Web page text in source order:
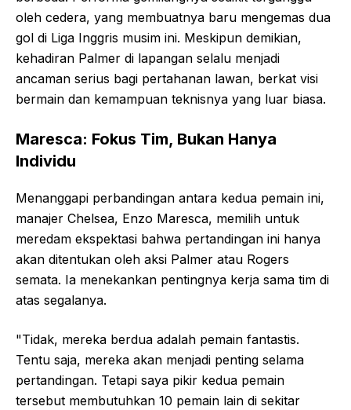
oleh cedera, yang membuatnya baru mengemas dua
gol di Liga Inggris musim ini. Meskipun demikian,
kehadiran Palmer di lapangan selalu menjadi
ancaman serius bagi pertahanan lawan, berkat visi
bermain dan kemampuan teknisnya yang luar biasa.
Maresca: Fokus Tim, Bukan Hanya
Individu
Menanggapi perbandingan antara kedua pemain ini,
manajer Chelsea, Enzo Maresca, memilih untuk
meredam ekspektasi bahwa pertandingan ini hanya
akan ditentukan oleh aksi Palmer atau Rogers
semata. Ia menekankan pentingnya kerja sama tim di
atas segalanya.
"Tidak, mereka berdua adalah pemain fantastis.
Tentu saja, mereka akan menjadi penting selama
pertandingan. Tetapi saya pikir kedua pemain
tersebut membutuhkan 10 pemain lain di sekitar